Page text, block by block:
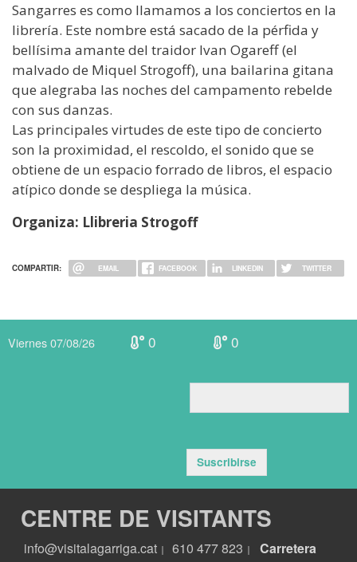
Sangarres es como llamamos a los conciertos en la
librería. Este nombre está sacado de la pérfida y
bellísima amante del traidor Ivan Ogareff (el
malvado de Miquel Strogoff), una bailarina gitana
que alegraba las noches del campamento rebelde
con sus danzas.
Las principales virtudes de este tipo de concierto
son la proximidad, el rescoldo, el sonido que se
obtiene de un espacio forrado de libros, el espacio
atípico donde se despliega la música.
Organiza: Llibreria Strogoff
COMPARTIR: EMAIL FACEBOOK LINKEDIN TWITTER
Viernes 07/08/26 0 0
Suscribirse
CENTRE DE VISITANTS
info@visitalagarriga.cat 610 477 823
Carretera